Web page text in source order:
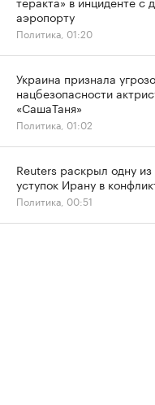
аэропорту
Политика, 01:20
Украина признала
нацбезопасности
«СашаТаня»
Политика, 01:02
Reuters раскрыл одну
уступок Ирану в
Политика, 00:51